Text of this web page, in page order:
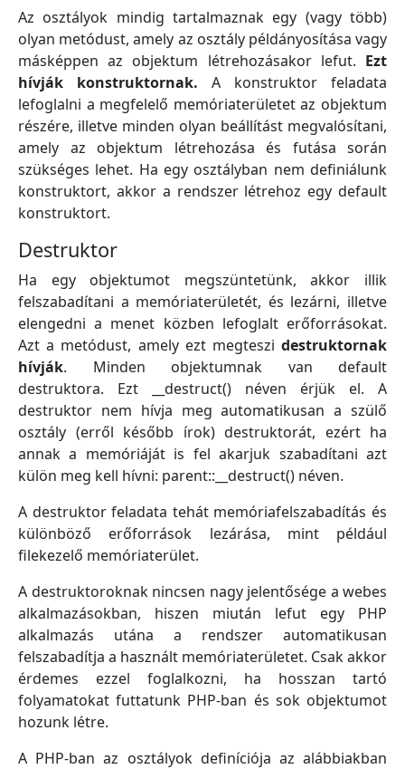
Az osztályok mindig tartalmaznak egy (vagy több)
olyan metódust, amely az osztály példányosítása vagy
másképpen az objektum létrehozásakor lefut. Ezt
hívják konstruktornak. A konstruktor feladata
lefoglalni a megfelelő memóriaterületet az objektum
részére, illetve minden olyan beállítást megvalósítani,
amely az objektum létrehozása és futása során
szükséges lehet. Ha egy osztályban nem definiálunk
konstruktort, akkor a rendszer létrehoz egy default
konstruktort.
Destruktor
Ha egy objektumot megszüntetünk, akkor illik
felszabadítani a memóriaterületét, és lezárni, illetve
elengedni a menet közben lefoglalt erőforrásokat.
Azt a metódust, amely ezt megteszi destruktornak
hívják. Minden objektumnak van default
destruktora. Ezt __destruct() néven érjük el. A
destruktor nem hívja meg automatikusan a szülő
osztály (erről később írok) destruktorát, ezért ha
annak a memóriáját is fel akarjuk szabadítani azt
külön meg kell hívni: parent::__destruct() néven.
A destruktor feladata tehát memóriafelszabadítás és
különböző erőforrások lezárása, mint például
filekezelő memóriaterület.
A destruktoroknak nincsen nagy jelentősége a webes
alkalmazásokban, hiszen miután lefut egy PHP
alkalmazás utána a rendszer automatikusan
felszabadítja a használt memóriaterületet. Csak akkor
érdemes ezzel foglalkozni, ha hosszan tartó
folyamatokat futtatunk PHP-ban és sok objektumot
hozunk létre.
A PHP-ban az osztályok definíciója az alábbiakban